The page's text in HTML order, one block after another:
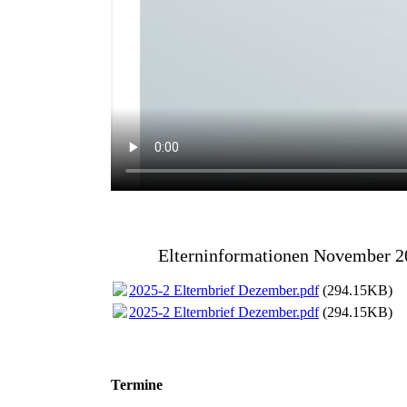
Elterninformationen November
2025-2 Elternbrief Dezember.pdf(294.15KB)
2025-2 Elternbrief Dezember.pdf(294.15KB)
Termine